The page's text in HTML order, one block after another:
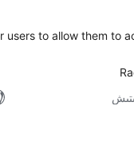
users to allow them to